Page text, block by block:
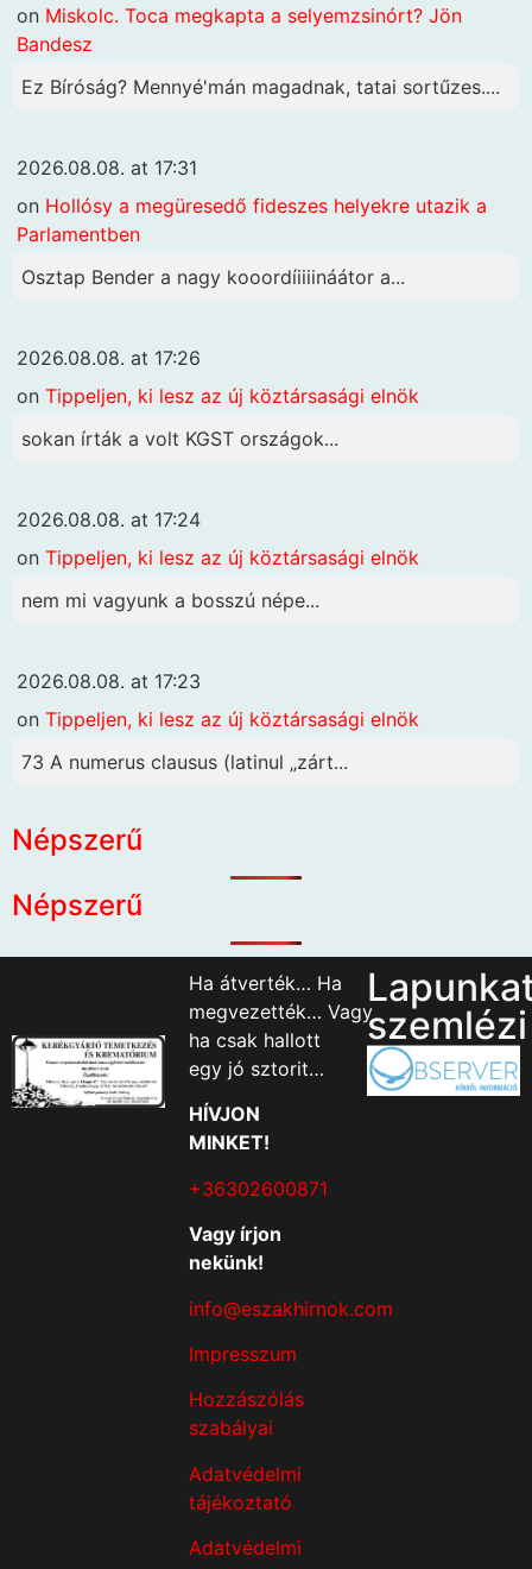
on Miskolc. Toca megkapta a selyemzsinórt? Jön
Bandesz
Ez Bíróság? Mennyé'mán magadnak, tatai sortűzes....
2026.08.08. at 17:31
on Hollósy a megüresedő fideszes helyekre utazik a
Parlamentben
Osztap Bender a nagy kooordíiiiináátor a...
2026.08.08. at 17:26
on Tippeljen, ki lesz az új köztársasági elnök
sokan írták a volt KGST országok...
2026.08.08. at 17:24
on Tippeljen, ki lesz az új köztársasági elnök
nem mi vagyunk a bosszú népe...
2026.08.08. at 17:23
on Tippeljen, ki lesz az új köztársasági elnök
73 A numerus clausus (latinul „zárt...
Népszerű
Népszerű
Ha átverték… Ha
megvezették… Vagy
ha csak hallott
egy jó sztorit…
HÍVJON
MINKET!
+36302600871
Vagy írjon
nekünk!
info@eszakhirnok.com
Impresszum
Hozzászólás
szabályai
Adatvédelmi
tájékoztató
Adatvédelmi
szemlézi